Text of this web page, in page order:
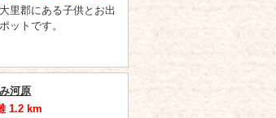
里郡にある子供とお出
ットです。
河原
1.2 km